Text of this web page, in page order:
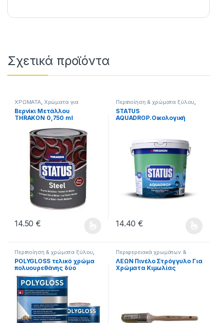
Σχετικά προϊόντα
ΧΡΩΜΑΤΑ, Χρώματα για
μέταλλα
Βερνίκι Μετάλλου
THRAKON 0,750 ml
14.50€
Περιποίηση & χρώματα ξύλου,
ΧΡΩΜΑΤΑ
STATUS
AQUADROP.Οικολογική
14.40€
Περιποίηση & χρώματα ξύλου
ΧΡΩΜΑΤΑ ,Χρώματα για
μέταλλα,Χρώματα εσωτερικού
& εξωτερικού χώρου,Χρώματα
κιμωλίας & ειδικών εφαρμογών
POLYGLOSS τελικό χρώμα
πολυουρεθάνης δύο
συστατικών.(750ml+250ml)
Περιφερειακά χρωμάτων &
δομικών υλικών ΧΡΩΜΑΤΑ
ΛΕΩΝ Πινέλο Στρόγγυλο Για
Χρώματα Κιμωλίας